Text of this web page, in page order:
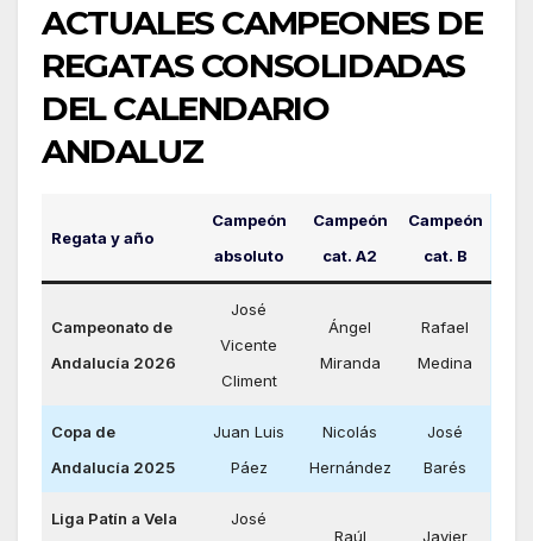
ACTUALES CAMPEONES DE
REGATAS CONSOLIDADAS
DEL CALENDARIO
ANDALUZ
Regata y año
Campeón
absoluto
Campeón
cat. A2
Campeón
cat. B
Campeonato de
Andalucía 2026
José
Vicente
Climent
Ángel
Miranda
Rafael
Medina
Copa de
Andalucía 2025
Juan Luis
Páez
Nicolás
Hernández
José
Barés
Liga Patín a Vela
José
Raúl
Javier